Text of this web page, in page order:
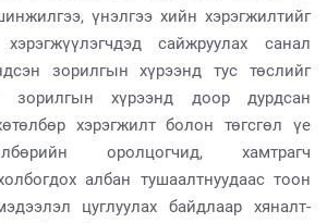
үнэлгээ хийн хэрэгжилтийг
сайжруулах санал
зорилгын хүрээнд тус төслийг
зорилгын хүрээнд доор дурдсан
хэрэгжилт болон төгсгөл үе
оролцогчид, хамтрагч
албан тушаалтнуудаас тоон
цуглуулах байдлаар хяналт-